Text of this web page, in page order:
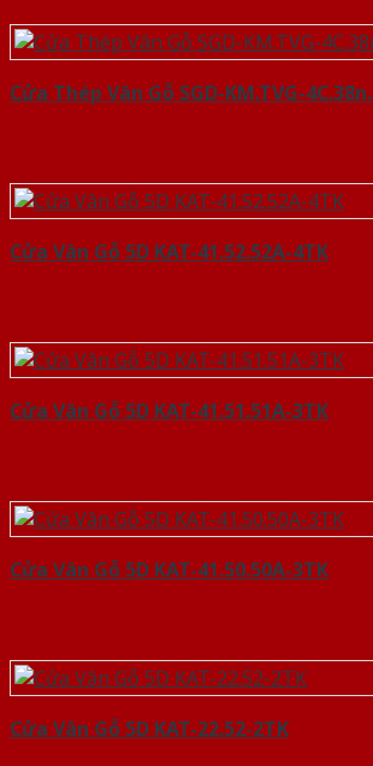
Cửa Thép Vân Gỗ SGD-KM.TVG-4C.38n.
Cửa Vân Gỗ 5D KAT-41.52.52A-4TK
Cửa Vân Gỗ 5D KAT-41.51.51A-3TK
Cửa Vân Gỗ 5D KAT-41.50.50A-3TK
Cửa Vân Gỗ 5D KAT-22.52-2TK